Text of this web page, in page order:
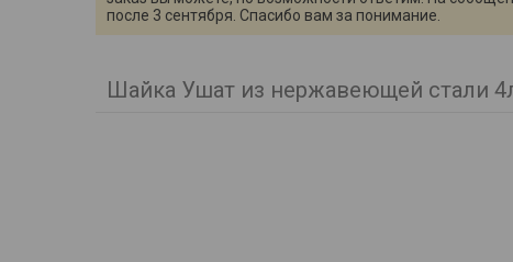
после 3 сентября. Спасибо вам за понимание.
Шайка Ушат из нержавеющей стали